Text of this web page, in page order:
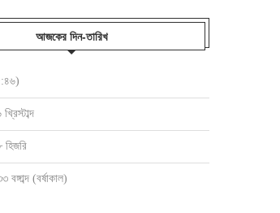
পাশে থাকতে চান
আজকের দিন-তারিখ
(বর্ষাকাল)